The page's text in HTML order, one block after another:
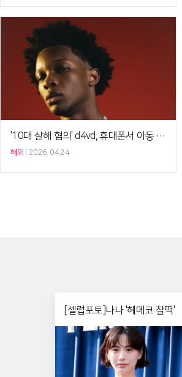
'10대 살해 혐의' d4vd, 휴대폰서 아동 성착취물 추가 발견[Ce:월드뷰]
해외 2026. 04.24
[셀럽포토]나나 '헤메코 찰떡'